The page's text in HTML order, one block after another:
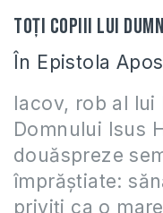
Toți copiii lui
În Epistola
Iacov, rob al lui
Domnului Isus
douăspreze
împrăștiate:
priviți ca o